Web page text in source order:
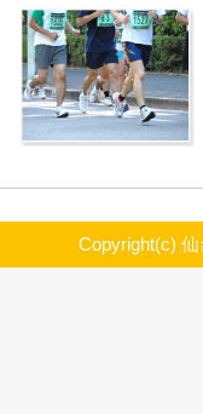
ません。お
ディカル整
痛みを早く
出ないよう
バランスが